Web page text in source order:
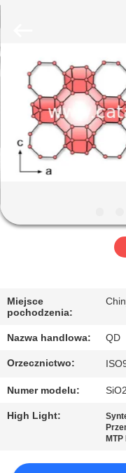
DOM
PRODUKTY
NAS
WYCIECZKA
KONTROLA
JAKOŚCI
SIĘ
CATALYSTS
All
Reserved.
Miejsce
pochodzenia:
Nazwa handlowa: QD
Orzecznictwo:
Numer modelu:
High Light: